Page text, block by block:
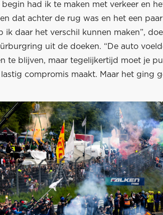
had ik te maken met verkeer en
dat achter de rug was en het een
ik daar het verschil kunnen maken”,
uit de doeken. “De auto
te blijven, maar tegelijkertijd moet je
compromis maakt. Maar het ging